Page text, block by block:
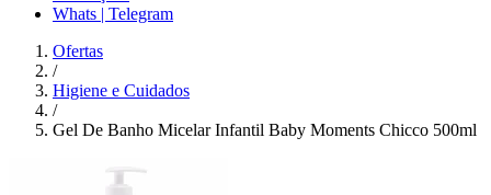
Whats | Telegram
Ofertas
/
Higiene e Cuidados
/
Gel De Banho Micelar Infantil Baby Moments Chicco 500ml